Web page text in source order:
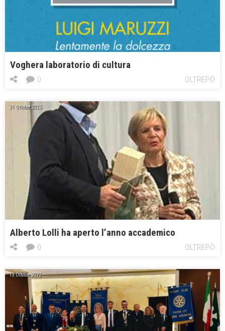
Voghera laboratorio di cultura
OLTREPÒ
0
31 Ottobre 2025
Alberto Lolli ha aperto l’anno accademico
OLTREPÒ
0
13 Ottobre 2022